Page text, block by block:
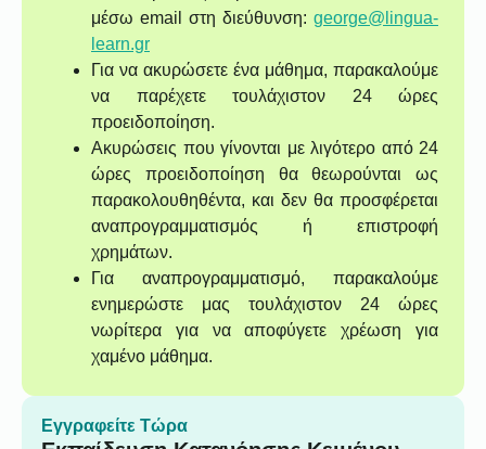
μέσω email στη διεύθυνση: george@lingua-
learn.gr
Για να ακυρώσετε ένα μάθημα, παρακαλούμε
να παρέχετε τουλάχιστον 24 ώρες
προειδοποίηση.
Ακυρώσεις που γίνονται με λιγότερο από 24
ώρες προειδοποίηση θα θεωρούνται ως
παρακολουθηθέντα, και δεν θα προσφέρεται
αναπρογραμματισμός ή επιστροφή
χρημάτων.
Για αναπρογραμματισμό, παρακαλούμε
ενημερώστε μας τουλάχιστον 24 ώρες
νωρίτερα για να αποφύγετε χρέωση για
χαμένο μάθημα.
Εγγραφείτε Τώρα